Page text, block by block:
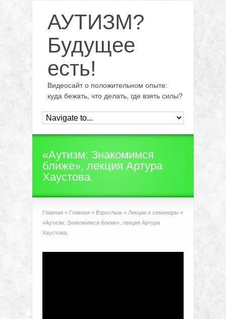
АУТИЗМ?
Будущее
есть!
Видеосайт о положительном опыте:
куда бежать, что делать, где взять силы?
«Аутизм: Знакомимся
ближе», лекция Артура
Хаустова.
Главная » Главная » Взрослым » Лекции и семинары »
«Аутизм: Знакомимся ближе», лекция Артура
Хаустова.